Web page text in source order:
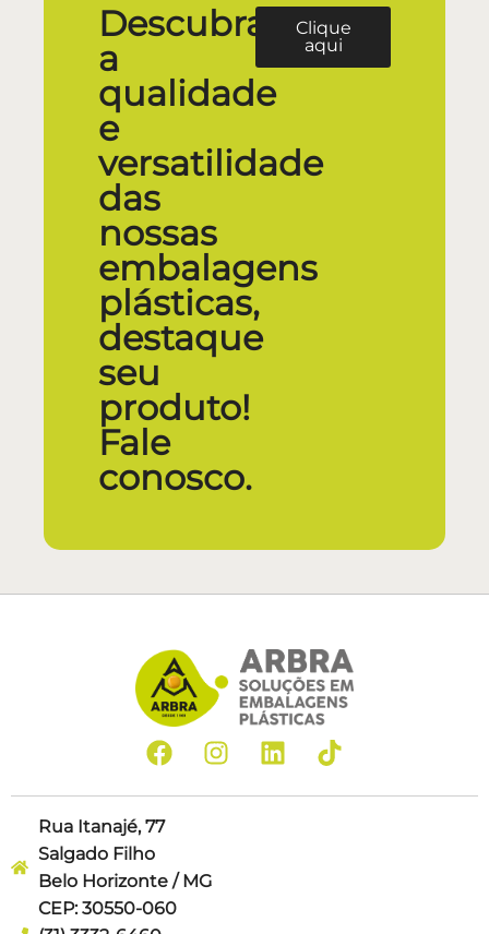
Descubra
a
qualidade
e
versatilidade
das
nossas
embalagens
plásticas,
destaque
seu
produto!
Fale
conosco.
Clique
aqui
Rua Itanajé, 77
Salgado Filho
Belo Horizonte / MG
CEP: 30550-060